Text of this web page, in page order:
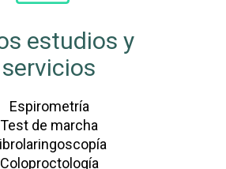
estudios y
servicios
Espirometría
Test de marcha
Coloproctología